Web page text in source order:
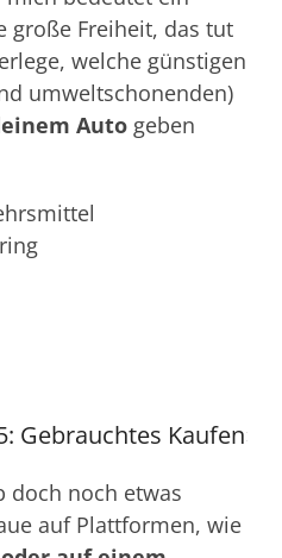
große Freiheit, das tut
welche günstigen
umweltschonenden)
Auto geben
Gebrauchtes Kaufen
doch noch etwas
auf Plattformen, wie